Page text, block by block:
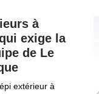
à
exige la
de Le
extérieur à